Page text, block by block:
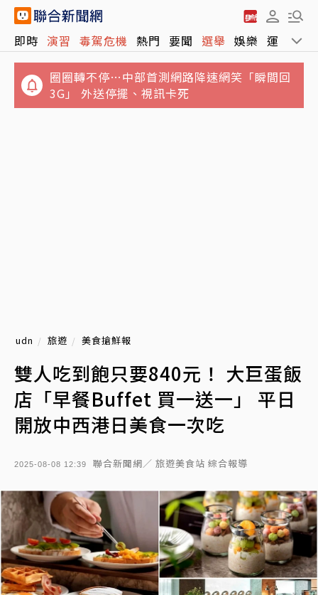
即時 演習 毒駕危機 熱門 要聞 選舉 娛樂 運動 全
圈圈轉不停…中部首測網路降速網笑「瞬間回
3G」 外送停擺、視訊卡死
udn 旅遊 美食搶鮮報
雙人吃到飽只要840元！ 大巨蛋飯
店「早餐Buffet 買一送一」 平日
開放中西港日美食一次吃
2025-08-08 12:39 聯合新聞網／ 旅遊美食站 綜合報導